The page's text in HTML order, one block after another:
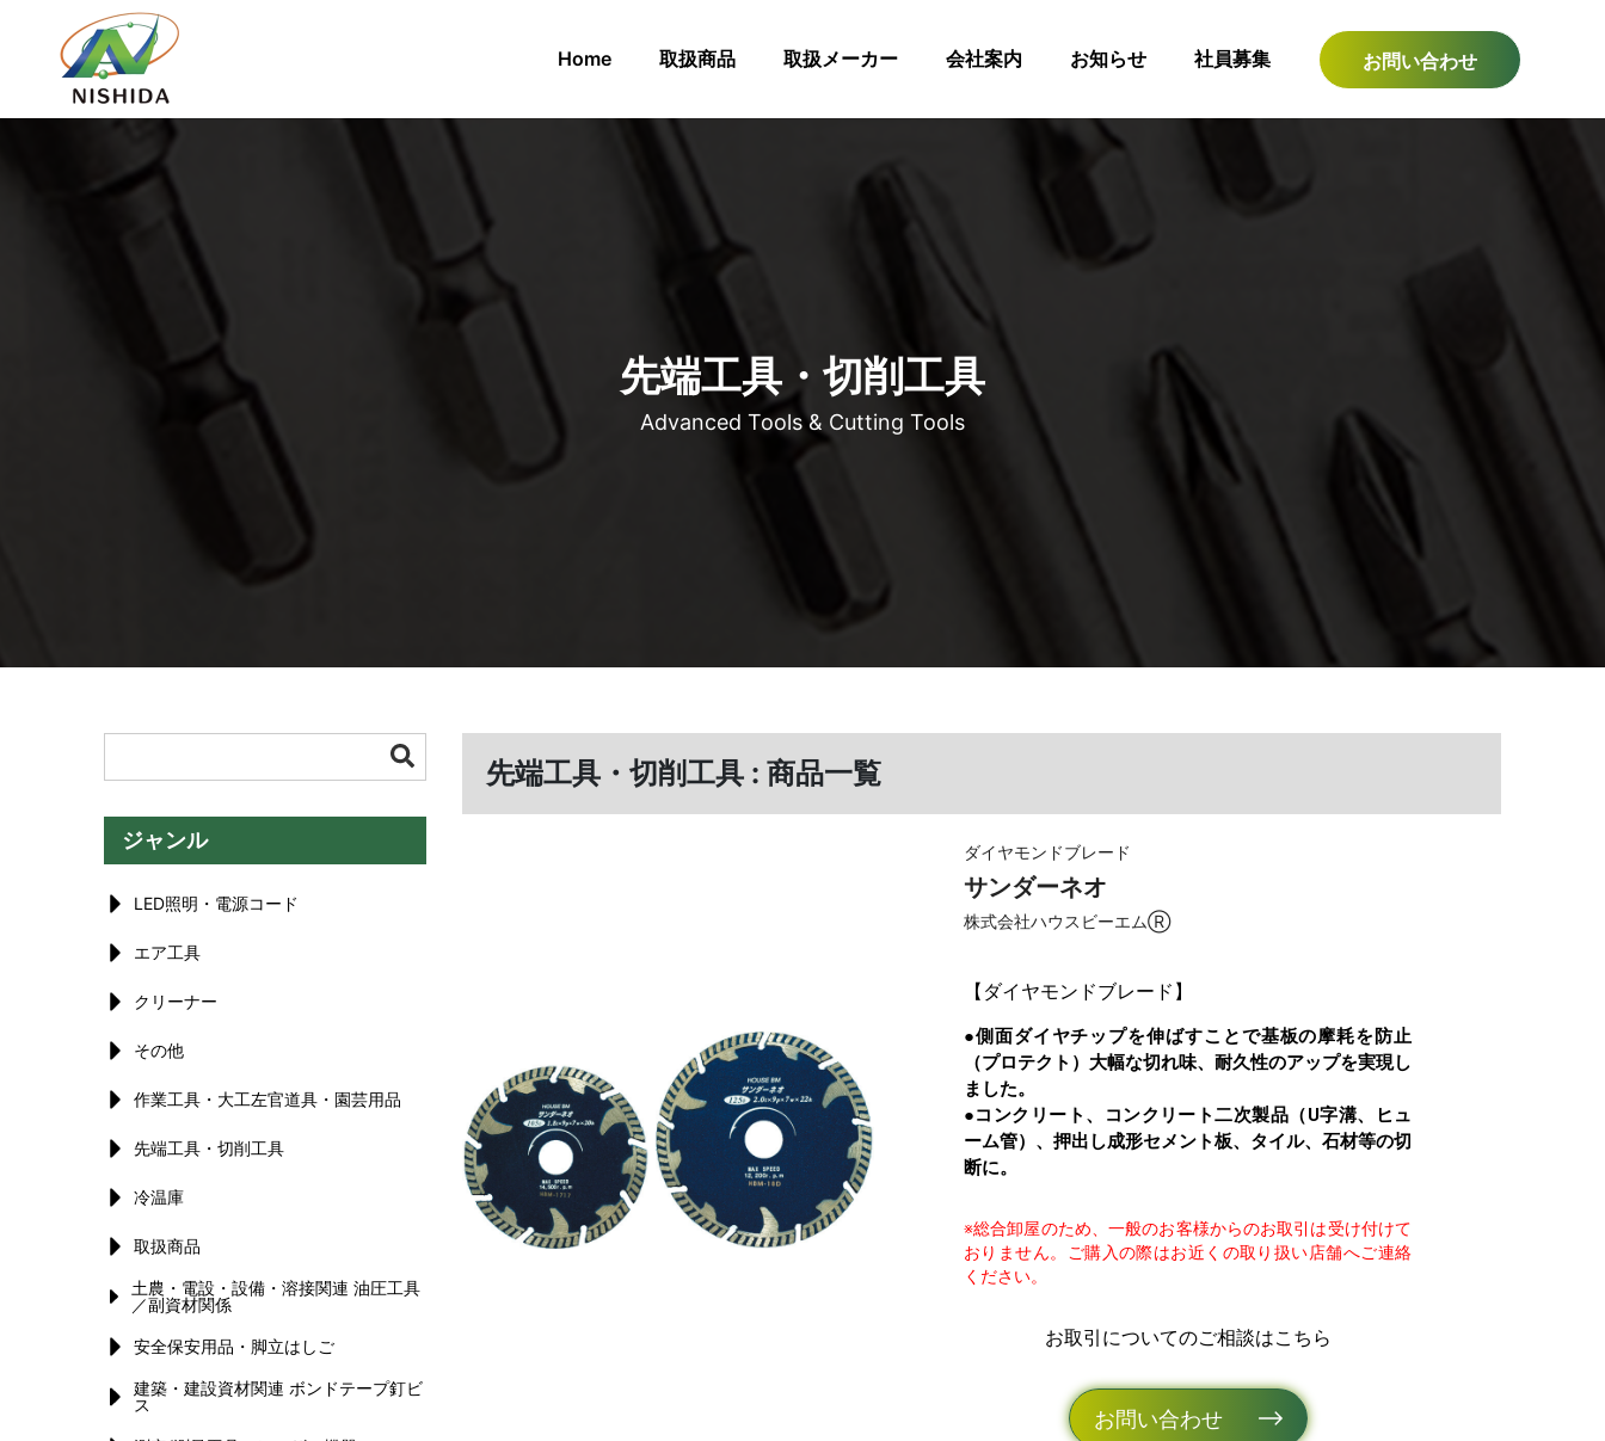
Home 取扱商品 取扱メーカー 会社案内 お知らせ 社員募集 お問い合わせ
先端工具・切削工具
Advanced Tools & Cutting Tools
ジャンル
LED照明・電源コード
エア工具
クリーナー
その他
作業工具・大工左官道具・園芸用品
先端工具・切削工具
冷温庫
取扱商品
土農・電設・設備・溶接関連 油圧工具
／副資材関係
安全保安用品・脚立はしご
建築・建設資材関連 ボンドテープ釘ビ
ス
先端工具・切削工具 : 商品一覧
ダイヤモンドブレード
サンダーネオ
株式会社ハウスビーエムⓇ
【 ダイヤモンドブレード 】
●側面ダイヤチップを伸ばすことで基板の摩耗を防止
（プロテクト）大幅な切れ味、耐久性のアップを実現し
ました。
●コンクリート、コンクリート二次製品（U字溝、ヒュ
ーム管）、押出し成形セメント板、タイル、石材等の切
断に。
※総合卸屋のため、一般のお客様からのお取引は受け付けて
おりません。ご購入の際はお近くの取り扱い店舗へご連絡
ください。
お取引についてのご相談はこちら
お問い合わせ